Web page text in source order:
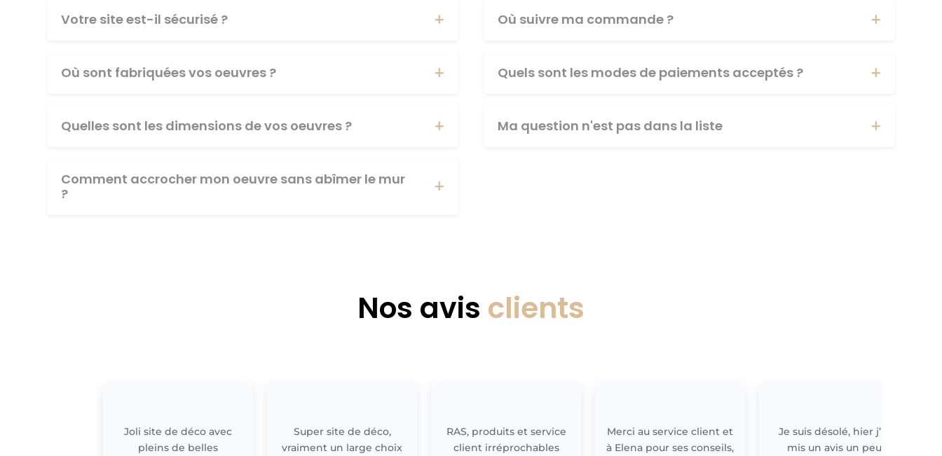
Votre site est-il sécurisé ?
Où sont fabriquées vos oeuvres ?
Quelles sont les dimensions de vos oeuvres ?
Comment accrocher mon oeuvre sans abîmer le mur
?
Où suivre ma commande ?
Quels sont les modes de paiements acceptés ?
Ma question n'est pas dans la liste
Nos avis clients
Joli site de déco avec
pleins de belles
Super site de déco,
vraiment un large choix
RAS, produits et service
client irréprochables
Merci au service client et
à Elena pour ses conseils,
Je suis désolé, hier j’ai
mis un avis un peu